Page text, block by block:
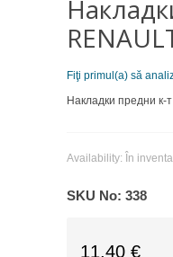
Fiţi primul(a) să
Накладки предни к-
Availability: În
SKU No: 338
11,40 €